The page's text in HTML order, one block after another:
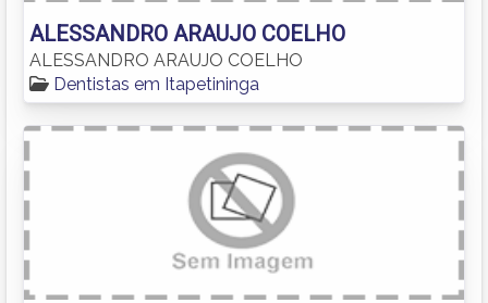
ALESSANDRO ARAUJO COELHO
ALESSANDRO ARAUJO COELHO
Dentistas em Itapetininga